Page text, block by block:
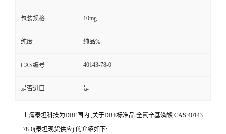
包装规格 10mg
纯度 纯品%
CAS编号 40143-78-0
是否进口 是
上海泰坦科技为DRE国内 ,关于DRE标准品 全氟辛基磷酸 CAS:40143-
78-0(泰坦现货供应) 的介绍如下: